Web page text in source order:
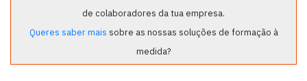
de colaboradores da tua empresa.
Queres saber mais sobre as nossas soluções de formação à
medida?